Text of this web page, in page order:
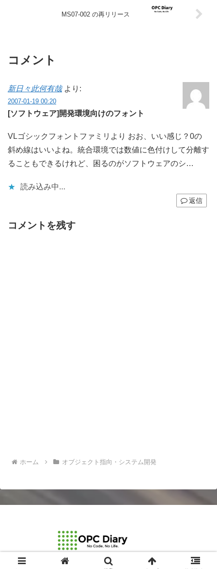
MS07-002 の再リリース
コメント
新日々此何有哉 より:
2007-01-19 00:20
[ソフトウェア]開発環境向けのフォント
VLゴシックフォントファミリより おお、いい感じ？0の
斜め線はいいよね。統合環境では数値に色付けして分離す
ることもできるけれど、困るのがソフトウェアのシ…
読み込み中…
返信
コメントを残す
ホーム オブジェクト指向・システム開発
© 2003-2026 OPCDiary.